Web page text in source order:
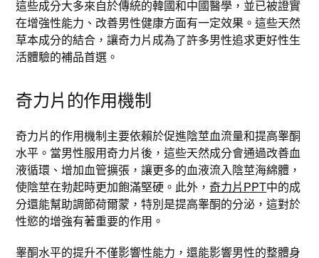
這些成分大多來自於傳統的韓國和中國醫學，並已被證實
在增強性能力、改善男性健康方面有一定效果。這些天然
草本成分的結合，讓奇力片成為了許多男性追求更好性生
活體驗的補品首選。
奇力片的作用機制
奇力片的作用機制主要依賴於促進陰莖血流量和提高睾酮
水平。當男性服用奇力片後，這些天然成分會通過改善血
液循環、增加血管擴張，讓更多的血液流入陰莖海綿體，
使陰莖在勃起時更加飽滿堅硬。此外，奇力片PPT中的成
分還能幫助調節荷爾蒙，特別是提高睾酮的分泌，這對於
性慾的增強有著重要的作用。
睾酮水平的提升不僅影響性能力，還能影響男性的整體身